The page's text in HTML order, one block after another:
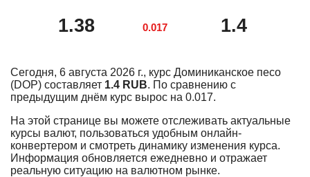
1.38 0.017 1.4
Сегодня, 6 августа 2026 г., курс Доминиканское песо
(DOP) составляет 1.4 RUB. По сравнению с
предыдущим днём курс вырос на 0.017.
На этой странице вы можете отслеживать актуальные
курсы валют, пользоваться удобным онлайн-
конвертером и смотреть динамику изменения курса.
Информация обновляется ежедневно и отражает
реальную ситуацию на валютном рынке.